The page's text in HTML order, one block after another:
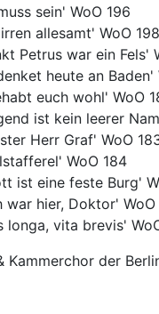
sein' WoO 196
allesamt' WoO 198
Petrus war ein Fels'
heute an Baden'
euch wohl' WoO
ist kein leerer
Herr Graf' WoO
WoO 184
ist eine feste Burg'
war hier, Doktor' WoO
longa, vita brevis'
Kammerchor der